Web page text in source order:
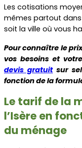
Les cotisations
mêmes partout
soit la ville où vous
Pour connaître le
devis gratuit sur
fonction de la
Le tarif de la
l’Isère en
du ménage